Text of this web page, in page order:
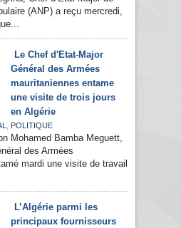
(ANP) a reçu mercredi,
Le Chef d'Etat-Major
Général des Armées
mauritaniennes entame
une visite de trois jours
en Algérie
, POLITIQUE
Mohamed Bamba Meguett,
des Armées
mardi une visite de travail
L’Algérie parmi les
principaux fournisseurs